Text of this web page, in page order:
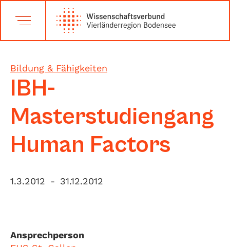
Bildung & Fähigkeiten
IBH-
Masterstudiengang
Human Factors
1.3.2012 - 31.12.2012
Ansprechperson